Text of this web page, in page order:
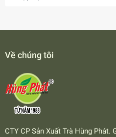
Về chúng tôi
CTY CP Sản Xuất Trà Hùng Phát.